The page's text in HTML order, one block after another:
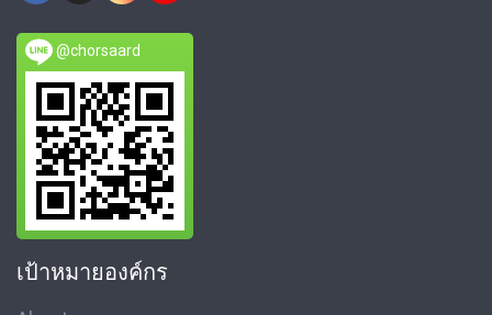
@chorsaard
เป้าหมายองค์กร